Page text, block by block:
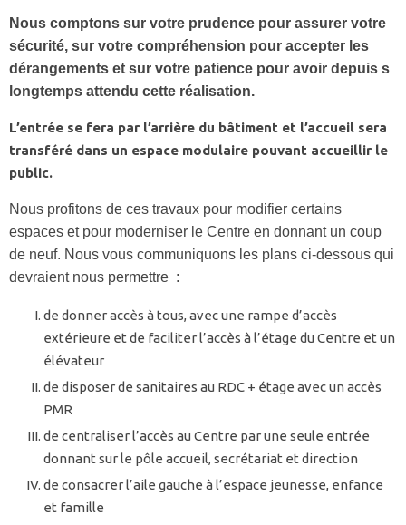
Nous comptons sur votre prudence pour assurer votre
sécurité, sur votre compréhension pour accepter les
dérangements et sur votre patience pour avoir depuis s
longtemps attendu cette réalisation.
L’entrée se fera par l’arrière du bâtiment et l’accueil sera
transféré dans un espace modulaire pouvant accueillir le
public.
Nous profitons de ces travaux pour modifier certains
espaces et pour moderniser le Centre en donnant un coup
de neuf. Nous vous communiquons les plans ci-dessous qui
devraient nous permettre :
de donner accès à tous, avec une rampe d’accès
extérieure et de faciliter l’accès à l’étage du Centre et un
élévateur
de disposer de sanitaires au RDC + étage avec un accès
PMR
de centraliser l’accès au Centre par une seule entrée
donnant sur le pôle accueil, secrétariat et direction
de consacrer l’aile gauche à l’espace jeunesse, enfance
et famille